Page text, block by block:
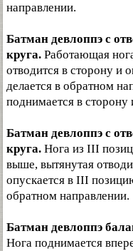
направлении.
Батман девлоппэ с
круга. Работающая
отводится в сторону и
делается в обратном
поднимается в сторону
Батман девлоппэ с
круга. Нога из III
выше, вытянутая
опускается в III
обратном направлении.
Батман девлоппэ
Нога поднимается